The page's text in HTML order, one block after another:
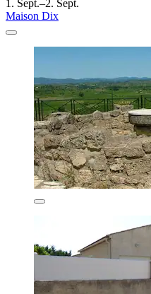
1. Sept.–2. Sept.
Maison Dix